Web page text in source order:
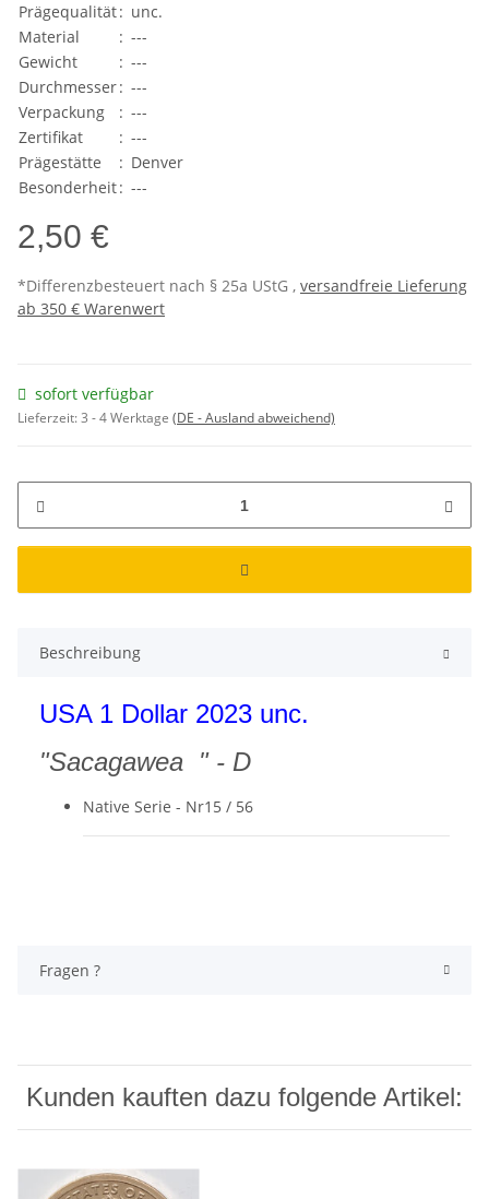
Prägequalität: unc.
Material
: ---
Gewicht
: ---
Durchmesser: ---
Verpackung
: ---
Zertifikat
: ---
Prägestätte
: Denver
Besonderheit: ---
2,50 €
*Differenzbesteuert nach § 25a UStG , versandfreie Lieferung
ab 350 € Warenwert
sofort verfügbar
Lieferzeit:3 - 4 Werktage (DE - Ausland abweichend)
Beschreibung
USA 1 Dollar 2023 unc.
"Sacagawea " - D
Native Serie - Nr15 / 56
Fragen ?
Kunden kauften dazu folgende Artikel: